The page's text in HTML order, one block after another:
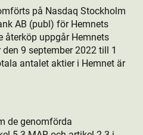
på Nasdaq Stockholm
AB (publ) för Hemnets
återköp uppgår Hemnets
9 september 2022 till 1
antalet aktie­r i Hemnet är
de genomförda